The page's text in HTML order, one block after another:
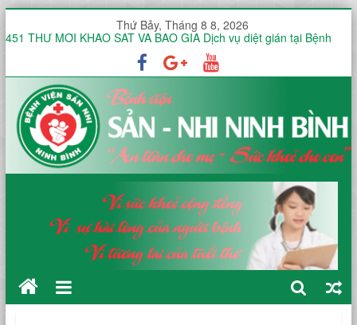
Thứ Bảy, Tháng 8 8, 2026
451 THƯ MỜI KHẢO SÁT VÀ BÁO GIÁ Dịch vụ diệt gián tại Bệnh
viện Sản -Nhi tỉnh Ninh Bình trong 12 tháng
Thư mời báo giá V/v mua sắm, lắp đặt hệ thống mạng không dây
(WiFi) nội bộ trong toàn viện phục vụ triển khai hồ sơ bệnh án điện
tử (EMR)
Công văn V/v báo giá Thuê dịch vụ chứng thực chữ ký số
KHOA ĐIỀU TRỊ YÊU CẦU HƯỞNG ỨNG TUẦN LỄ THẾ GIỚI NUÔI
CON BẰNG SỮA MẸ NĂM 2026
KHOA SẢN THƯỜNG HƯỞNG ỨNG TUẦN LỄ THẾ GIỚI NUÔI CON
BẰNG SỮA MẸ NĂM 2026